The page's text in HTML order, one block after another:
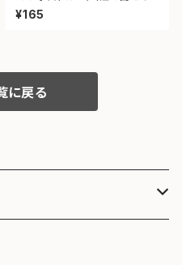
ング）
¥165
に戻る